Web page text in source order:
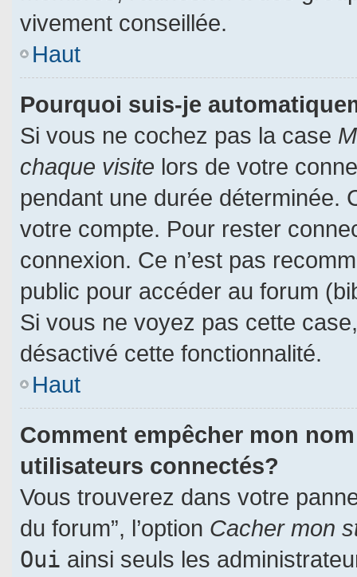
vivement conseillée.
Haut
Pourquoi suis-je
Si vous ne cochez pas la case
chaque visite lors de votre
pendant une durée déterminée.
votre compte. Pour rester
connexion. Ce n’est pas
public pour accéder au forum
Si vous ne voyez pas cette
désactivé cette fonctionnalité.
Haut
Comment empêcher mon
utilisateurs connectés?
Vous trouverez dans votre
du forum”, l’option Cacher mon
Oui ainsi seuls les